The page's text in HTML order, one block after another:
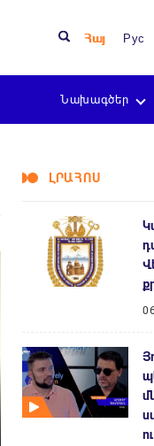
Հայ Рус
Նախագծեր
ԼՐԱՀՈՍ